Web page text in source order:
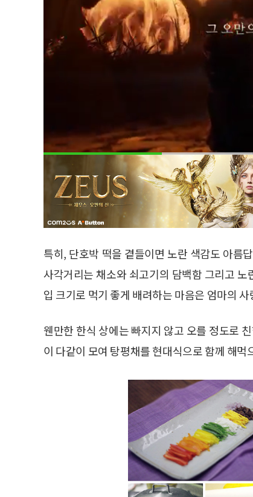
특히, 단호박 떡을 곁들이면 노란 색감도 아름
사각거리는 채소와 쇠고기의 담백함 그리고
입 크기로 먹기 좋게 배려하는 마음은 엄마의
웬만한 한식 상에는 빠지지 않고 오를 정도로
이 다같이 모여 탕평채를 현대식으로 함께 해